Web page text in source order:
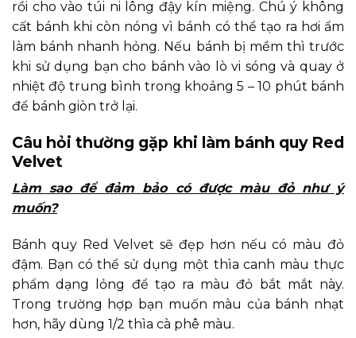
rồi cho vào túi ni lông đậy kín miệng. Chú ý không
cất bánh khi còn nóng vì bánh có thể tạo ra hơi ẩm
làm bánh nhanh hỏng. Nếu bánh bị mềm thì trước
khi sử dụng bạn cho bánh vào lò vi sóng và quay ở
nhiệt độ trung bình trong khoảng 5 – 10 phút bánh
để bánh giòn trở lại.
Câu hỏi thường gặp khi làm bánh quy Red
Velvet
Làm sao để đảm bảo có được màu đỏ như ý
muốn?
Bánh quy Red Velvet sẽ đẹp hơn nếu có màu đỏ
đậm. Bạn có thể sử dụng một thìa canh màu thực
phẩm dạng lỏng để tạo ra màu đỏ bắt mắt này.
Trong trường hợp bạn muốn màu của bánh nhạt
hơn, hãy dùng 1/2 thìa cà phê màu.